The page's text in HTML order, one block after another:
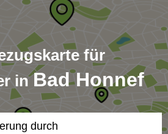
für
inBad Honnef
durch